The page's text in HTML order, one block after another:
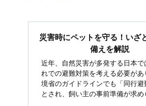
災害時にペットを守る！いざ
備えを解説
近年、自然災害が多発する日本で
れでの避難対策を考える必要があ
境省のガイドラインでも「同行避
とされ、飼い主の事前準備が求め